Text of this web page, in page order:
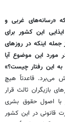
«رسانه‌های غربی و
این کشور برای
اینکه در روزهای
مورد این موضوع آیا
به این رفتار چیست؟»
می‌برد. قاعدتاً هیچ
بازیگران ثالث قرار
با اصول حقوق بشری
قانونی در این کشور